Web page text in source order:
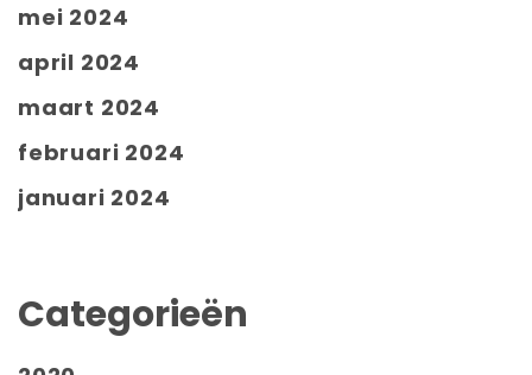
mei 2024
april 2024
maart 2024
februari 2024
januari 2024
Categorieën